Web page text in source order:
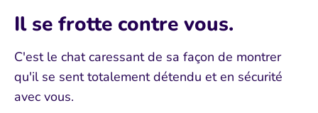
Il se frotte contre vous.
C'est le chat caressant de sa façon de montrer
qu'il se sent totalement détendu et en sécurité
avec vous.